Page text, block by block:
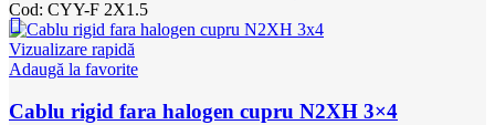
Cod: CYY-F 2X1.5
Vizualizare rapidă
Adaugă la favorite
Cablu rigid fara halogen cupru N2XH 3×4